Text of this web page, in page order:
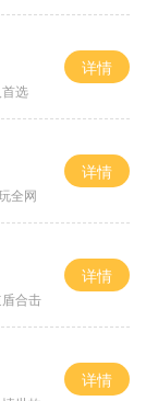
选
详情
全网
详情
合击
详情
详情